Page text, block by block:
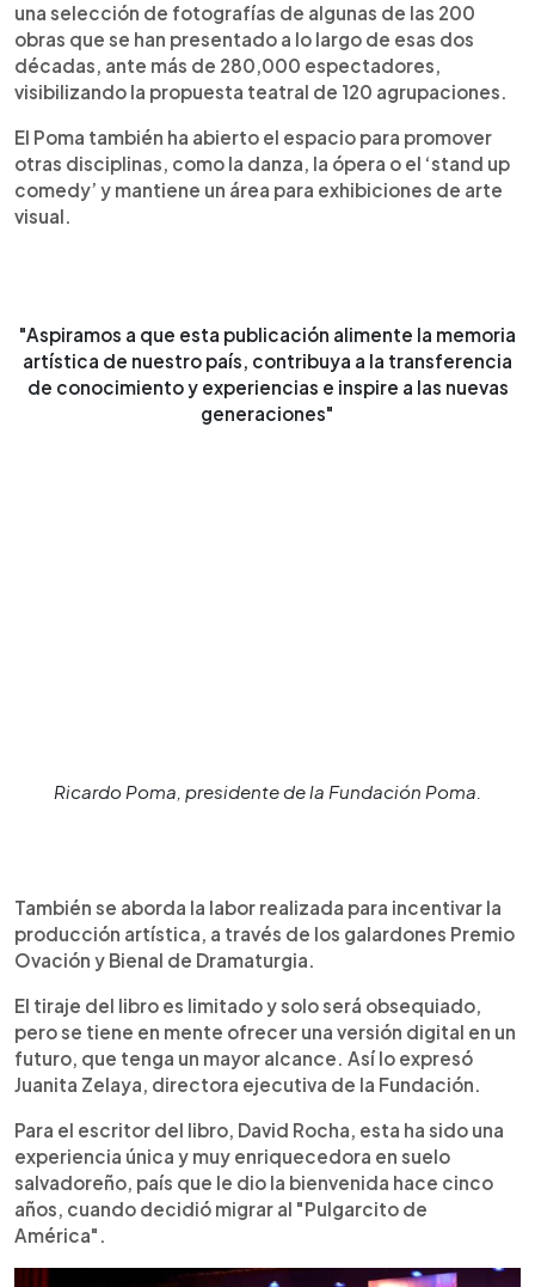
una selección de fotografías de algunas de las 200
obras que se han presentado a lo largo de esas dos
décadas, ante más de 280,000 espectadores,
visibilizando la propuesta teatral de 120 agrupaciones.
El Poma también ha abierto el espacio para promover
otras disciplinas, como la danza, la ópera o el ‘stand up
comedy’ y mantiene un área para exhibiciones de arte
visual.
"Aspiramos a que esta publicación alimente la memoria
artística de nuestro país, contribuya a la transferencia
de conocimiento y experiencias e inspire a las nuevas
generaciones"
Ricardo Poma, presidente de la Fundación Poma.
También se aborda la labor realizada para incentivar la
producción artística, a través de los galardones Premio
Ovación y Bienal de Dramaturgia.
El tiraje del libro es limitado y solo será obsequiado,
pero se tiene en mente ofrecer una versión digital en un
futuro, que tenga un mayor alcance. Así lo expresó
Juanita Zelaya, directora ejecutiva de la Fundación.
Para el escritor del libro, David Rocha, esta ha sido una
experiencia única y muy enriquecedora en suelo
salvadoreño, país que le dio la bienvenida hace cinco
años, cuando decidió migrar al "Pulgarcito de
América".